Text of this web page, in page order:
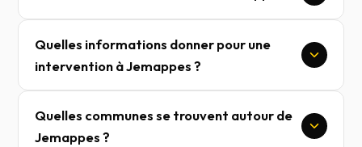
Quelles informations donner pour une
intervention à Jemappes ?
Quelles communes se trouvent autour de
Jemappes ?